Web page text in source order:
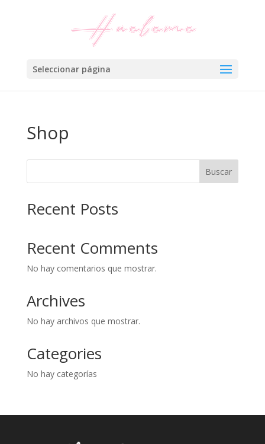
Seleccionar página
Shop
Buscar
Recent Posts
Recent Comments
No hay comentarios que mostrar.
Archives
No hay archivos que mostrar.
Categories
No hay categorías